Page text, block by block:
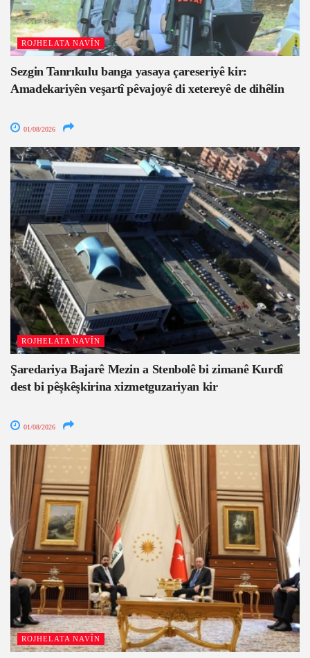
ROJHELATA NAVÎN
Sezgin Tanrıkulu banga yasaya çareseriyê kir:
Amadekariyên veşartî pêvajoyê di xetereyê de dihêlin
01/08/2026
ROJHELATA NAVÎN
Şaredariya Bajarê Mezin a Stenbolê bi zimanê Kurdî
dest bi pêşkêşkirina xizmetguzariyan kir
01/08/2026
ROJHELATA NAVÎN